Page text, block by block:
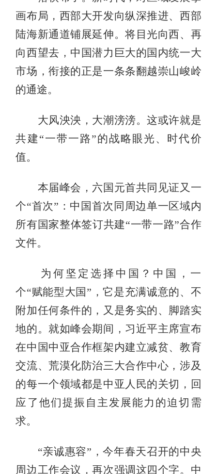
画布局，西部大开发向纵深推进、西部
陆海新通道铺展延伸。将目光向西、再
向西望去，中国潜力巨大的国内统一大
市场，衔接的正是一条条翻越崇山峻岭
的通途。
大风泱泱，大潮滂滂。这或许就是
共建“一带一路”的战略眼光、时代价
值。
本届峰会，六国元首共同见证又一
个“首次”：中国首次同周边单一区域内
所有国家整体签订共建“一带一路”合作
文件。
为何坚定选择中国？中国，一
个“赋能型大国”，它是充满诚意的、不
附加任何条件的，又是务实的、脚踏实
地的。就如峰会期间，习近平主席宣布
在中国中亚合作框架内建立减贫、教育
交流、荒漠化防治三大合作中心，涉及
的每一个领域都是中亚人民的关切，回
应了他们提振自主发展能力的迫切需
求。
“亲诚惠容”，今年春天召开的中央
周边工作会议，再次强调这四个字。中